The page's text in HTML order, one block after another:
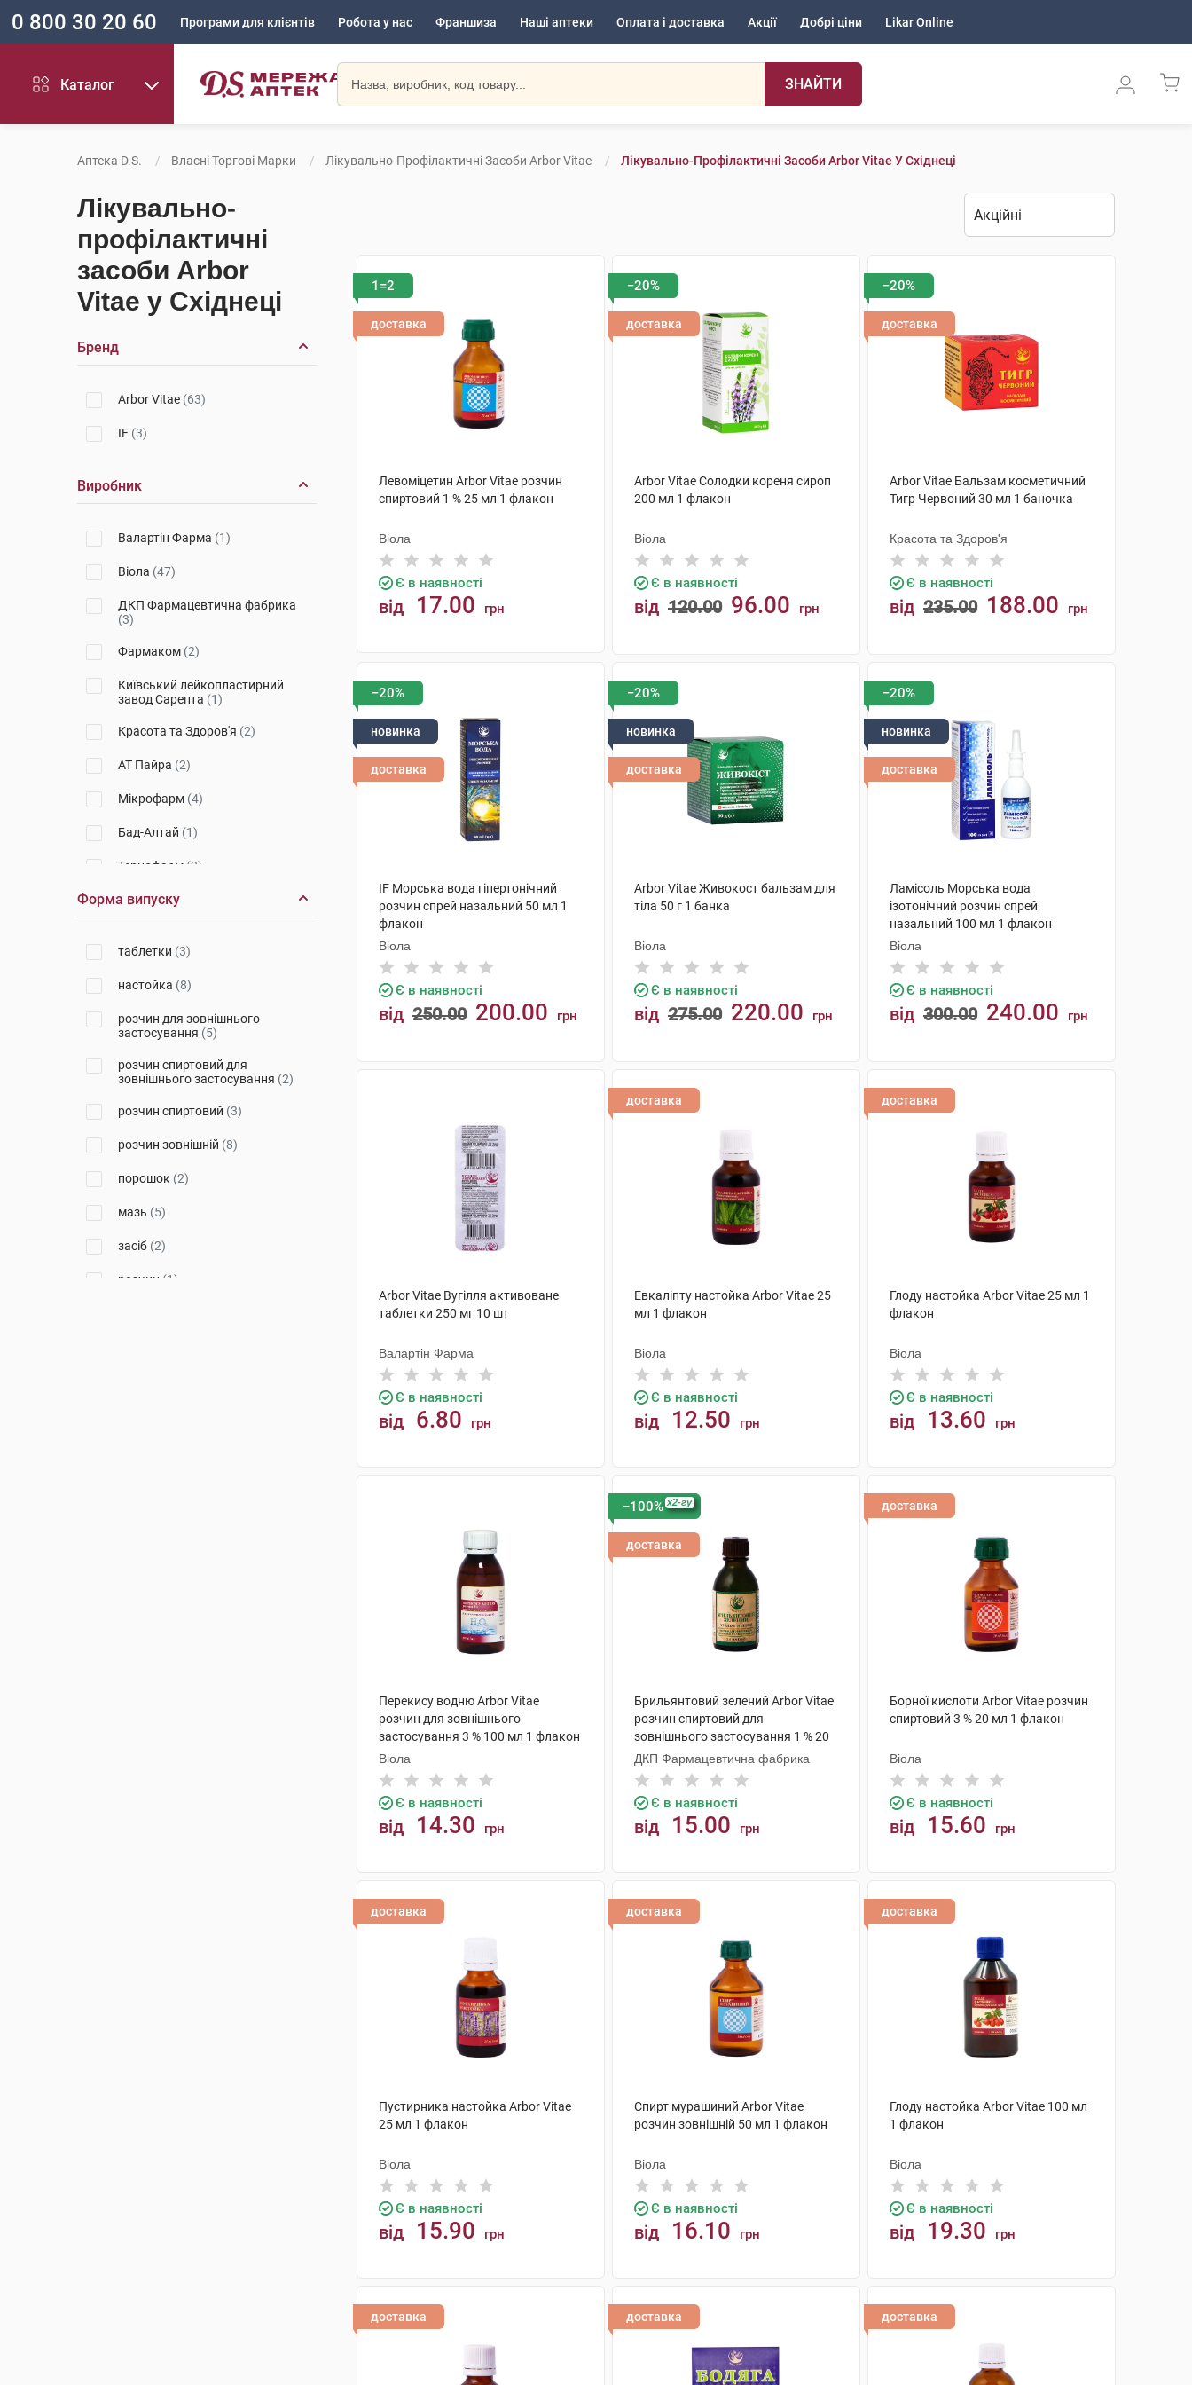
0 800 30 20 60 Програми для клієнтів Робота у нас Франшиза Наші аптеки Оплата і доставка Акції Добрі ціни Likar Online
Каталог ЗНАЙТИ
Аптека D.S. Власні Торгові Марки Лікувально-Профілактичні Засоби Arbor Vitae Лікувально-Профілактичні Засоби Arbor Vitae У Східнеці
Лікувально-
профілактичні
засоби Arbor
Vitae у Східнеці
Бренд
Arbor Vitae (63)
IF (3)
Виробник
Валартін Фарма (1)
Віола (47)
ДКП Фармацевтична фабрика
(3)
Фармаком (2)
Київський лейкопластирний
завод Сарепта (1)
Красота та Здоров'я (2)
АТ Пайра (2)
Мікрофарм (4)
Бад-Алтай (1)
Тернофарм (2)
Вітаміни(1)
Форма випуску
таблетки (3)
настойка (8)
розчин для зовнішнього
застосування (5)
розчин спиртовий для
зовнішнього застосування (2)
розчин спиртовий (3)
розчин зовнішній (8)
порошок (2)
мазь (5)
засіб (2)
розчин (1)
1=2
доставка
Левоміцетин Arbor Vitae розчин
спиртовий 1 % 25 мл 1 флакон
Віола
Є в наявності
від 17.00 грн
−20%
доставка
Arbor Vitae Солодки кореня сироп
200 мл 1 флакон
Віола
Є в наявності
від 120.00 96.00 грн
−20%
доставка
Arbor Vitae Бальзам косметичний
Тигр Червоний 30 мл 1 баночка
Красота та Здоров'я
Є в наявності
від 235.00 188.00 грн
−20%
новинка
доставка
IF Морська вода гіпертонічний
розчин спрей назальний 50 мл 1
флакон
Віола
Є в наявності
від 250.00 200.00 грн
−20%
новинка
доставка
Arbor Vitae Живокост бальзам для
тіла 50 г 1 банка
Віола
Є в наявності
від 275.00 220.00 грн
−20%
новинка
доставка
Ламісоль Морська вода
ізотонічний розчин спрей
назальний 100 мл 1 флакон
Віола
Є в наявності
від 300.00 240.00 грн
Arbor Vitae Вугілля активоване
таблетки 250 мг 10 шт
Валартін Фарма
Є в наявності
від 6.80 грн
доставка
Евкаліпту настойка Arbor Vitae 25
мл 1 флакон
Віола
Є в наявності
від 12.50 грн
доставка
Глоду настойка Arbor Vitae 25 мл 1
флакон
Віола
Є в наявності
від 13.60 грн
Перекису водню Arbor Vitae
розчин для зовнішнього
застосування 3 % 100 мл 1 флакон
Віола
Є в наявності
від 14.30 грн
−100% x2-гу
доставка
Брильянтовий зелений Arbor Vitae
розчин спиртовий для
зовнішнього застосування 1 % 20
мл 1 флакон
ДКП Фармацевтична фабрика
Є в наявності
від 15.00 грн
доставка
Борної кислоти Arbor Vitae розчин
спиртовий 3 % 20 мл 1 флакон
Віола
Є в наявності
від 15.60 грн
доставка
Пустирника настойка Arbor Vitae
25 мл 1 флакон
Віола
Є в наявності
від 15.90 грн
доставка
Спирт мурашиний Arbor Vitae
розчин зовнішній 50 мл 1 флакон
Віола
Є в наявності
від 16.10 грн
доставка
Глоду настойка Arbor Vitae 100 мл
1 флакон
Віола
Є в наявності
від 19.30 грн
доставка доставка доставка